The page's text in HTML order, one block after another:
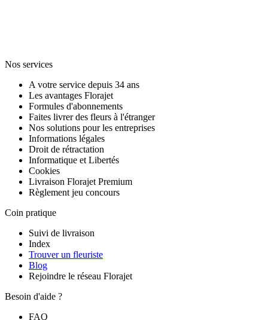
Nos services
A votre service depuis 34 ans
Les avantages Florajet
Formules d'abonnements
Faites livrer des fleurs à l'étranger
Nos solutions pour les entreprises
Informations légales
Droit de rétractation
Informatique et Libertés
Cookies
Livraison Florajet Premium
Règlement jeu concours
Coin pratique
Suivi de livraison
Index
Trouver un fleuriste
Blog
Rejoindre le réseau Florajet
Besoin d'aide ?
FAQ